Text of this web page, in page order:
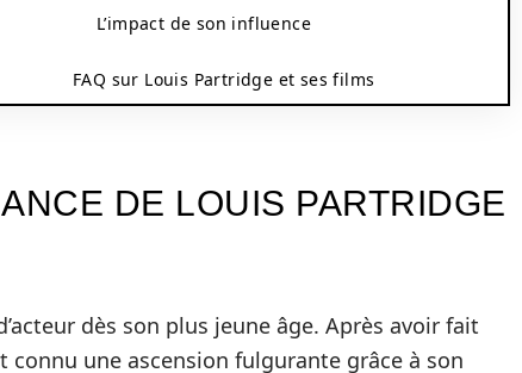
L’impact de son influence
FAQ sur Louis Partridge et ses films
DE LOUIS PARTRIDGE
dès son plus jeune âge. Après avoir fait
une ascension fulgurante grâce à son